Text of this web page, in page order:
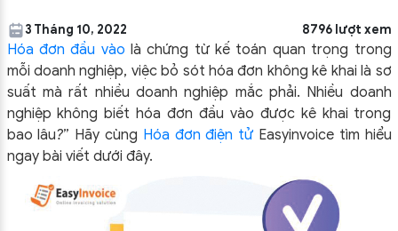
3 Tháng 10, 2022 8796 lượt xem
Hóa đơn đầu vào là chứng từ kế toán quan trọng trong
mỗi doanh nghiệp, việc bỏ sót hóa đơn không kê khai là sơ
suất mà rất nhiều doanh nghiệp mắc phải. Nhiều doanh
nghiệp không biết hóa đơn đầu vào được kê khai trong
bao lâu?” Hãy cùng Hóa đơn điện tử Easyinvoice tìm hiểu
ngay bài viết dưới đây.